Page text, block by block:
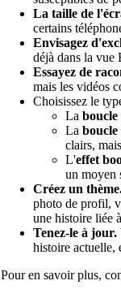
La taille de
certains
Envisagez
déjà dans la vue
Essayez de
mais les vidéos
Choisissez le
La
La boucle
clairs,
L'effet
un moyen
Créez un
photo de profil,
une histoire liée
Tenez-le à jour.
histoire actuelle,
Pour en savoir plus,